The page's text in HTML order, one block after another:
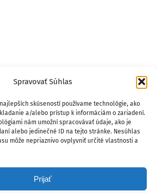
Spravovať Súhlas
skúseností používame technológie, ako
a/alebo prístup k informáciám o zariadení.
nám umožní spracovávať údaje, ako je
alebo jedinečné ID na tejto stránke. Nesúhlas
môže nepriaznivo ovplyvniť určité vlastnosti a
Prijať